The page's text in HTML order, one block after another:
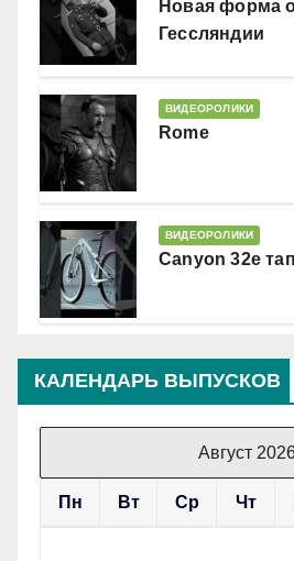
Новая форма
Гессляндии
ВИДЕОРОЛИКИ
Rome
ВИДЕОРОЛИКИ
Canyon 32e
КАЛЕНДАРЬ ВЫПУСКОВ
Август
Пн Вт Ср Чт